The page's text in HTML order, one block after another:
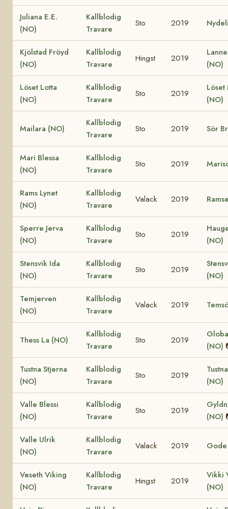
Juliana E.E.
(NO)
Kallblodig
Travare
Sto 2019
Kjölstad Fröyd
(NO)
Kallblodig
Travare
Hingst 2019
(NO)
Löset Lotta
(NO)
Kallblodig
Travare
Sto 2019
(NO)
Mailara (NO)
Kallblodig
Travare
Sto 2019 Sör
Mari Blessa
(NO)
Kallblodig
Travare
Sto 2019
Rams Lynet
(NO)
Kallblodig
Travare
Valack 2019
Sperre Jerva
(NO)
Kallblodig
Travare
Sto 2019
(NO)
Stensvik Ida
(NO)
Kallblodig
Travare
Sto 2019
(NO)
Temjerven
(NO)
Kallblodig
Travare
Valack 2019
Thess La (NO)
Kallblodig
Travare
Sto 2019
(NO)
Tustna Stjerna
(NO)
Kallblodig
Travare
Sto 2019
(NO)
Valle Blessi
(NO)
Kallblodig
Travare
Sto 2019
(NO)
Valle Ulrik
(NO)
Kallblodig
Travare
Valack 2019
Veseth Viking
(NO)
Kallblodig
Travare
Hingst 2019
Vikki
(NO)